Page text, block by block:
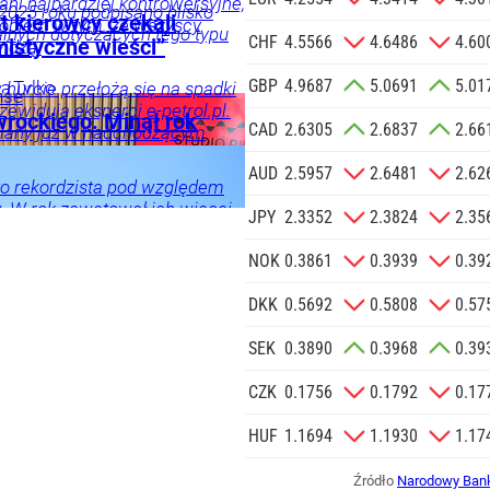
o.o. w imieniu
zlecenie jej
w tym, że wszyscy
Tylko
roku podpisano blisko
dotyczących tego typu
kierowcy czekali
wieści”
przełożą się na spadki
eksperci e-petrol.pl.
już w nadchodzącym
Minął rok
rekordzista pod względem
W rok zawetował ich więcej
CHF 4.5566 4.6486
GBP 4.9687 5.0691
CAD 2.6305 2.6837
AUD 2.5957 2.6481
JPY 2.3352 2.3824
NOK 0.3861 0.3939
DKK 0.5692 0.5808
SEK 0.3890 0.3968
CZK 0.1756 0.1792
HUF 1.1694 1.1930
Źródło Narodowy